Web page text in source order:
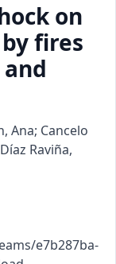
on
fires
Ana; Cancelo
Raviña,
e7b287ba-